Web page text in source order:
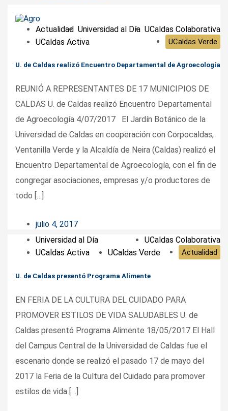
Actualidad Universidad al Día UCaldas Colaborativa
UCaldas Activa
UCaldas Verde
U. de Caldas realizó Encuentro Departamental de Agroecología
REUNIÓ A REPRESENTANTES DE 17 MUNICIPIOS DE
CALDAS U. de Caldas realizó Encuentro Departamental
de Agroecología 4/07/2017 El Jardín Botánico de la
Universidad de Caldas en cooperación con Corpocaldas,
Ventanilla Verde y la Alcaldía de Neira (Caldas) realizó el
Encuentro Departamental de Agroecología, con el fin de
congregar asociaciones, empresas y/o productores de
todo […]
julio 4, 2017
Universidad al Día
UCaldas Colaborativa
UCaldas Activa
UCaldas Verde Actualidad
U. de Caldas presentó Programa Alimente
EN FERIA DE LA CULTURA DEL CUIDADO PARA
PROMOVER ESTILOS DE VIDA SALUDABLES U. de
Caldas presentó Programa Alimente 18/05/2017 El Hall
del Campus Central de la Universidad de Caldas fue el
escenario donde se realizó el pasado 17 de mayo del
2017 la Feria de la Cultura del Cuidado para promover
estilos de vida […]